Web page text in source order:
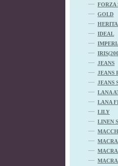
FORZA
GOLD
IDEAL
JEANS
JEANS
JEANS
LANA
LANA
LILY
LINEN